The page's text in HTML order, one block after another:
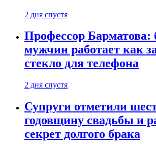
2 дня спустя
Профессор Барматова:
мужчин работает как
стекло для телефона
2 дня спустя
Супруги отметили
годовщину свадьбы и
секрет долгого брака